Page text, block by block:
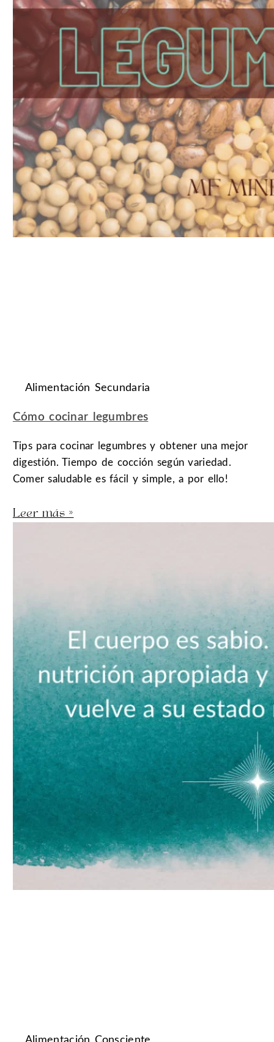
Alimentación Secundaria
Cómo cocinar legumbres
Tips para cocinar legumbres y obtener una mejor
digestión. Tiempo de cocción según variedad.
Comer saludable es fácil y simple, a por ello!
Leer más »